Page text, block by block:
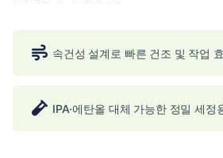
속건성 설계로 빠른 건조 및 작업
IPA·에탄올 대체 가능한 정밀 세정